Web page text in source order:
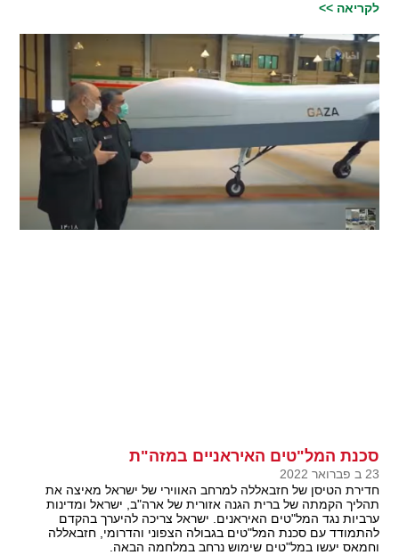
לקריאה >>
סכנת המל"טים האיראניים במזה"ת
23 ב פברואר 2022
חדירת הטיסן של חזבאללה למרחב האווירי של ישראל מאיצה את
תהליך הקמתה של ברית הגנה אזורית של ארה"ב, ישראל ומדינות
ערביות נגד המל"טים האיראנים. ישראל צריכה להיערך בהקדם
להתמודד עם סכנת המל"טים בגבולה הצפוני והדרומי, חזבאללה
וחמאס יעשו במל"טים שימוש נרחב במלחמה הבאה.